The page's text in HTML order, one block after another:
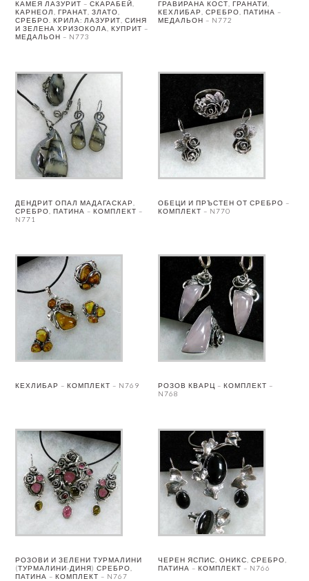
КАМЕЯ ЛАЗУРИТ – СКАРАБЕЙ,
КАРНЕОЛ, ГРАНАТ, ЗЛАТО,
СРЕБРО. КРИЛА: ЛАЗУРИТ, СИНЯ
И ЗЕЛЕНА ХРИЗОКОЛА, КУПРИТ –
МЕДАЛЬОН – N773
ГРАВИРАНА КОСТ, ГРАНАТИ,
КЕХЛИБАР, СРЕБРО, ПАТИНА –
МЕДАЛЬОН – N772
ДЕНДРИТ ОПАЛ МАДАГАСКАР,
СРЕБРО, ПАТИНА – КОМПЛЕКТ –
N771
ОБЕЦИ И ПРЪСТЕН ОТ СРЕБРО –
КОМПЛЕКТ – N770
КЕХЛИБАР – КОМПЛЕКТ – N769
РОЗОВ КВАРЦ – КОМПЛЕКТ –
N768
РОЗОВИ И ЗЕЛЕНИ ТУРМАЛИНИ
(ТУРМАЛИНИ-ДИНЯ) СРЕБРО,
ПАТИНА – КОМПЛЕКТ – N767
ЧЕРЕН ЯСПИС, ОНИКС, СРЕБРО,
ПАТИНА – КОМПЛЕКТ – N766